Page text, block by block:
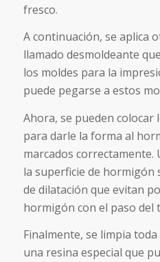
fresco.
A continuación, se aplica
llamado desmoldeante
los moldes para la
puede pegarse a estos
Ahora, se pueden colocar
para darle la forma al
marcados correctamente.
la superficie de hormigón
de dilatación que evitan
hormigón con el paso del
Finalmente, se limpia
una resina especial que